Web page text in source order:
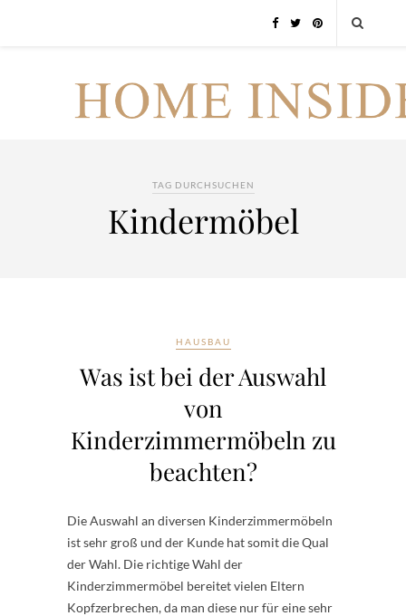
TAG DURCHSUCHEN
Kindermöbel
HAUSBAU
Was ist bei der Auswahl
von
Kinderzimmermöbeln zu
beachten?
Die Auswahl an diversen Kinderzimmermöbeln
ist sehr groß und der Kunde hat somit die Qual
der Wahl. Die richtige Wahl der
Kinderzimmermöbel bereitet vielen Eltern
Kopfzerbrechen, da man diese nur für eine sehr